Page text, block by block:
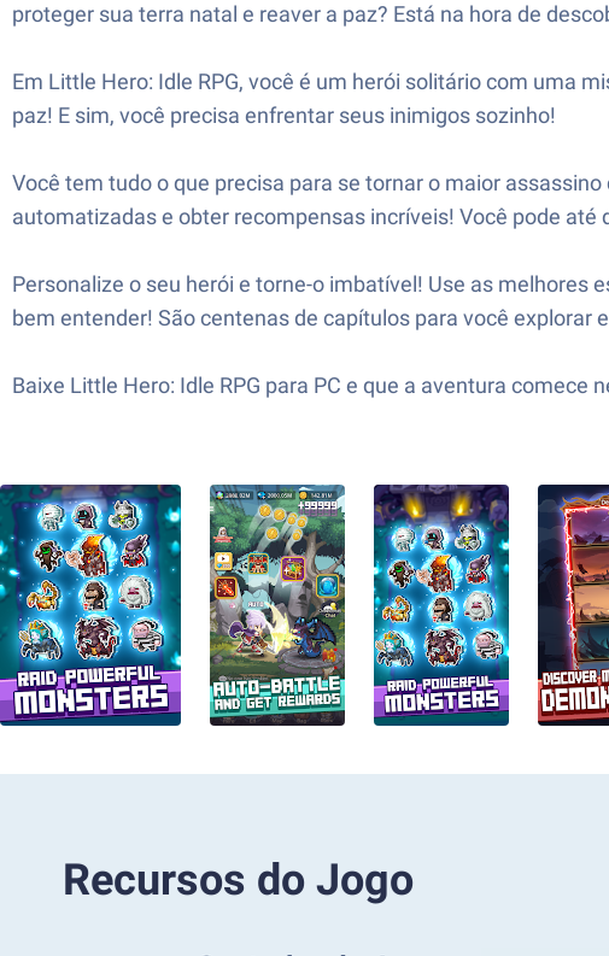
proteger sua terra natal e reaver a paz? Está na hora de
Em Little Hero: Idle RPG, você é um herói solitário com uma
paz! E sim, você precisa enfrentar seus inimigos sozinho!
Você tem tudo o que precisa para se tornar o maior
automatizadas e obter recompensas incríveis! Você pode
Personalize o seu herói e torne-o imbatível! Use as
bem entender! São centenas de capítulos para você explorar
Baixe Little Hero: Idle RPG para PC e que a aventura comece
Recursos do Jogo